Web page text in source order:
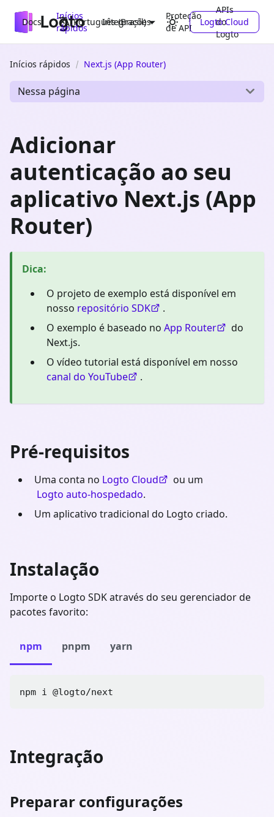
Docs
Inícios
rápidos
Integrações
Proteção
de API
APIs
do
Logto
Português (Brasil) Logto Cloud
Inícios rápidos Next.js (App Router)
Nessa página
Adicionar
autenticação ao seu
aplicativo Next.js (App
Router)
Dica:
O projeto de exemplo está disponível em
nosso repositório SDK
.
O exemplo é baseado no App Router
do
Next.js.
O vídeo tutorial está disponível em nosso
canal do YouTube
.
Pré-requisitos
Uma conta no Logto Cloud
ou um
Logto auto-hospedado.
Um aplicativo tradicional do Logto criado.
Instalação
Importe o Logto SDK através do seu gerenciador de
pacotes favorito:
npm pnpm yarn
npm i @logto/next
Integração
Preparar configurações